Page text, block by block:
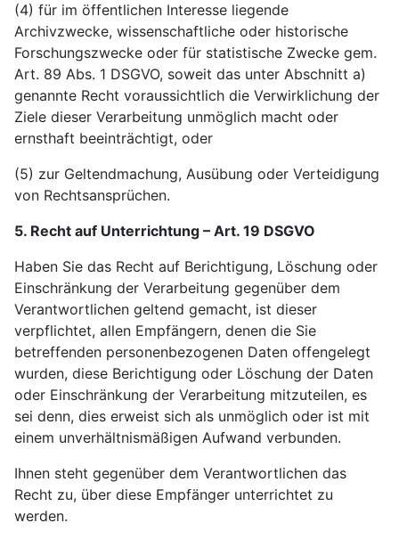
(4) für im öffentlichen Interesse liegende
Archivzwecke, wissenschaftliche oder historische
Forschungszwecke oder für statistische Zwecke gem.
Art. 89 Abs. 1 DSGVO, soweit das unter Abschnitt a)
genannte Recht voraussichtlich die Verwirklichung der
Ziele dieser Verarbeitung unmöglich macht oder
ernsthaft beeinträchtigt, oder
(5) zur Geltendmachung, Ausübung oder Verteidigung
von Rechtsansprüchen.
5. Recht auf Unterrichtung – Art. 19 DSGVO
Haben Sie das Recht auf Berichtigung, Löschung oder
Einschränkung der Verarbeitung gegenüber dem
Verantwortlichen geltend gemacht, ist dieser
verpflichtet, allen Empfängern, denen die Sie
betreffenden personenbezogenen Daten offengelegt
wurden, diese Berichtigung oder Löschung der Daten
oder Einschränkung der Verarbeitung mitzuteilen, es
sei denn, dies erweist sich als unmöglich oder ist mit
einem unverhältnismäßigen Aufwand verbunden.
Ihnen steht gegenüber dem Verantwortlichen das
Recht zu, über diese Empfänger unterrichtet zu
werden.